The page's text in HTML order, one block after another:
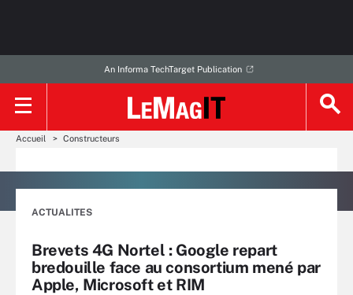
An Informa TechTarget Publication
Accueil Constructeurs
ACTUALITES
Brevets 4G Nortel : Google repart
bredouille face au consortium mené par
Apple, Microsoft et RIM